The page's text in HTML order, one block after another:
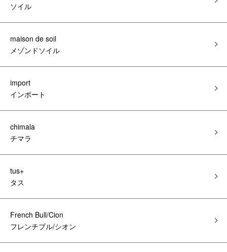
ソイル
maison de soil
メゾンドソイル
import
インポート
chimala
チマラ
tus+
タス
French Bull/Cion
フレンチブル/シオン